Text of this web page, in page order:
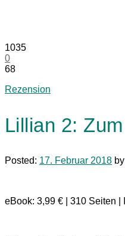
1035
0
68
Rezension
Lillian 2:
Posted: 17. Februar 2018 by
eBook: 3,99 € | 310 Seiten |